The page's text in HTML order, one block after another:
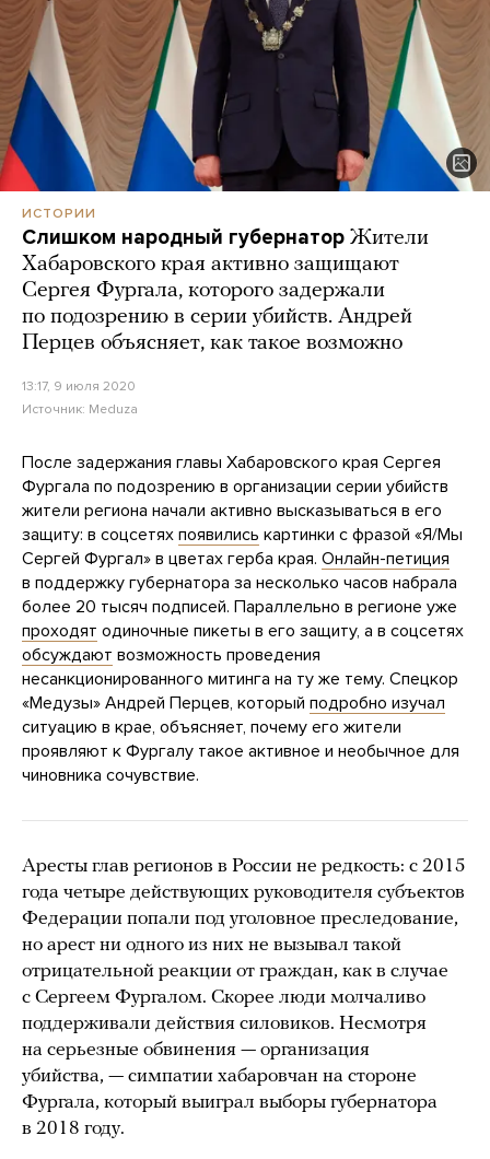
ИСТОРИИ
Слишком народный губернатор Жители
Хабаровского края активно защищают
Сергея Фургала, которого задержали
по подозрению в серии убийств. Андрей
Перцев объясняет, как такое возможно
13:17, 9 июля 2020
Источник: Meduza
После задержания главы Хабаровского края Сергея
Фургала по подозрению в организации серии убийств
жители региона начали активно высказываться в его
защиту: в соцсетях появились картинки с фразой «Я/Мы
Сергей Фургал» в цветах герба края. Онлайн-петиция
в поддержку губернатора за несколько часов набрала
более 20 тысяч подписей. Параллельно в регионе уже
проходят одиночные пикеты в его защиту, а в соцсетях
обсуждают возможность проведения
несанкционированного митинга на ту же тему. Спецкор
«Медузы» Андрей Перцев, который подробно изучал
ситуацию в крае, объясняет, почему его жители
проявляют к Фургалу такое активное и необычное для
чиновника сочувствие.
Аресты глав регионов в России не редкость: с 2015
года четыре действующих руководителя субъектов
Федерации попали под уголовное преследование,
но арест ни одного из них не вызывал такой
отрицательной реакции от граждан, как в случае
с Сергеем Фургалом. Скорее люди молчаливо
поддерживали действия силовиков. Несмотря
на серьезные обвинения — организация
убийства, — симпатии хабаровчан на стороне
Фургала, который выиграл выборы губернатора
в 2018 году.